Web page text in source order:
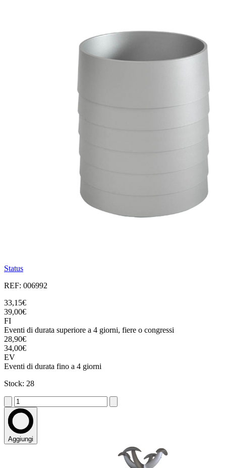
Status
REF: 006992
33,15€
39,00€
FI
Eventi di durata superiore a 4 giorni, fiere o congressi
28,90€
34,00€
EV
Eventi di durata fino a 4 giorni
Stock: 28
Aggiungi